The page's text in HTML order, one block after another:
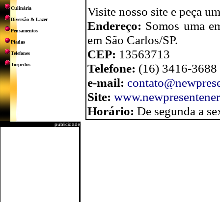
Culinária
Diversão & Lazer
Pensamentos
Piadas
Telefones
Torpedos
publicidade
Visite nosso site e peça
Endereço: Somos uma
em São Carlos/SP.
CEP: 13563713
Telefone: (16) 3416-3688
e-mail:
Site:
Horário: De segunda a